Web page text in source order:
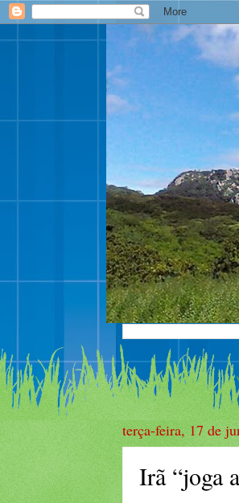
terça-feira, 17 de
Irã “joga